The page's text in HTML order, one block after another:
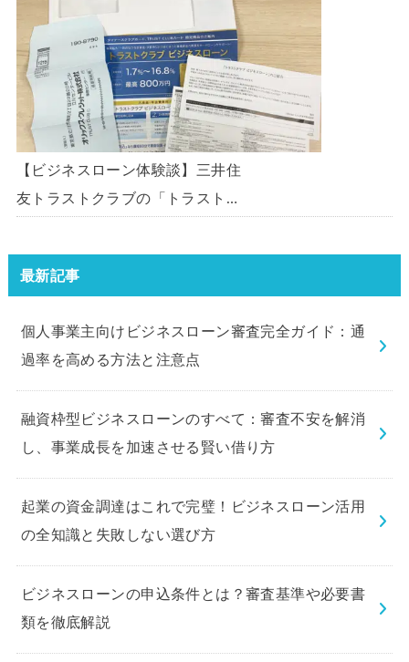
「オリコビジネスサポートプラ
ン」を使う方法がないか、問い合
わせてみた。
【ビジネスローン体験談】三井住
友トラストクラブの「トラストク
験してみました。
最新記事
個人事業主向けビジネスローン審査完全ガイド：通
過率を高める方法と注意点
融資枠型ビジネスローンのすべて：審査不安を解消
し、事業成長を加速させる賢い借り方
起業の資金調達はこれで完璧！ビジネスローン活用
の全知識と失敗しない選び方
ビジネスローンの申込条件とは？審査基準や必要書
類を徹底解説